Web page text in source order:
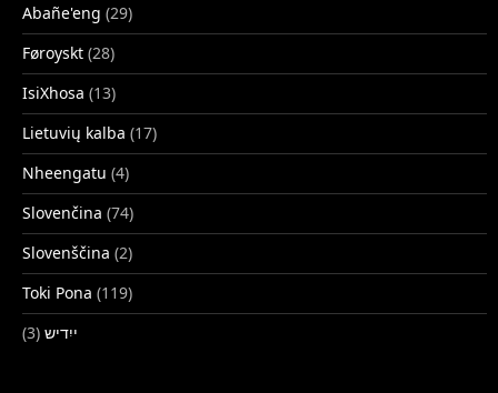
Abañe'eng (29)
Føroyskt (28)
IsiXhosa (13)
Lietuvių kalba (17)
Nheengatu (4)
Slovenčina (74)
Slovenščina (2)
Toki Pona (119)
ייִדיש (3)